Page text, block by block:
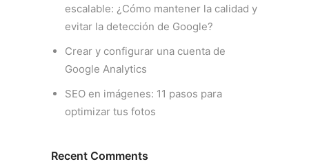
escalable: ¿Cómo mantener la calidad y
evitar la detección de Google?
Crear y configurar una cuenta de
Google Analytics
SEO en imágenes: 11 pasos para
optimizar tus fotos
Recent Comments